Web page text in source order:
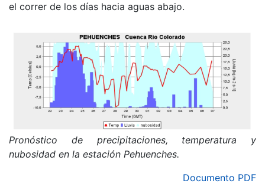
el correr de los días hacia aguas abajo.
Pronóstico de precipitaciones, temperatura y
nubosidad en la estación Pehuenches.
Documento PDF